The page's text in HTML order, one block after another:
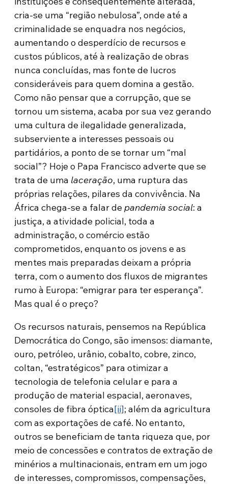
cria-se uma “região nebulosa”, onde até a
criminalidade se enquadra nos negócios,
aumentando o desperdício de recursos e
custos públicos, até à realização de obras
nunca concluídas, mas fonte de lucros
consideráveis ​​para quem domina a gestão.
Como não pensar que a corrupção, que se
tornou um sistema, acaba por sua vez gerando
uma cultura de ilegalidade generalizada,
subserviente a interesses pessoais ou
partidários, a ponto de se tornar um “mal
social”? Hoje o Papa Francisco adverte que se
trata de uma laceração, uma ruptura das
próprias relações, pilares da convivência. Na
África chega-se a falar depandemia social: a
justiça, a atividade policial, toda a
administração, o comércio estão
comprometidos, enquanto os jovens e as
mentes mais preparadas deixam a própria
terra, com o aumento dos fluxos de migrantes
rumo à Europa: “emigrar para ter esperança”.
Mas qual é o preço?
Os recursos naturais, pensemos na República
Democrática do Congo, são imensos: diamante,
ouro, petróleo, urânio, cobalto, cobre, zinco,
coltan, “estratégicos” para otimizar a
tecnologia de telefonia celular e para a
produção de material espacial, aeronaves,
consoles de fibra óptica[ii]; além da agricultura
com as exportações de café. No entanto,
outros se beneficiam de tanta riqueza que, por
meio de concessões e contratos de extração de
minérios a multinacionais, entram em um jogo
de interesses, compromissos, compensações,